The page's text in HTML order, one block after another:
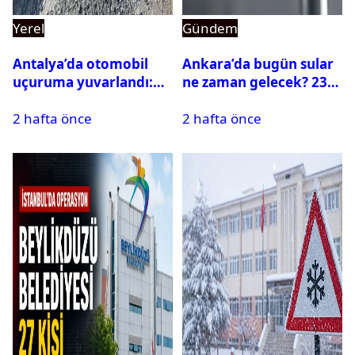
Yerel
Antalya’da otomobil
uçuruma yuvarlandı:
var
2 hafta önce
Gündem
Ankara’da bugün sular
ne zaman gelecek? 23
su kesintisi sorgulama
2 hafta önce